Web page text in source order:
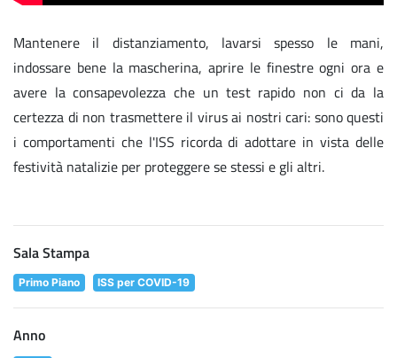
Mantenere il distanziamento, lavarsi spesso le mani,
indossare bene la mascherina, aprire le finestre ogni ora e
avere la consapevolezza che un test rapido non ci da la
certezza di non trasmettere il virus ai nostri cari: sono questi
i comportamenti che l'ISS ricorda di adottare in vista delle
festività natalizie per proteggere se stessi e gli altri.
Sala Stampa
Primo Piano ISS per COVID-19
Anno